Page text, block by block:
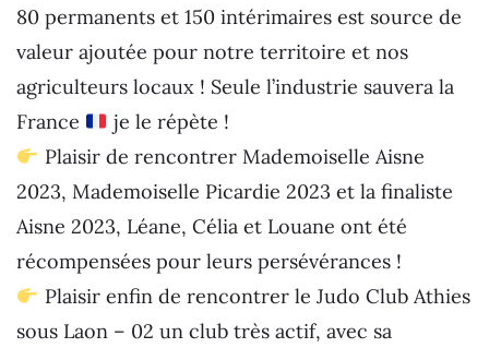
80 permanents et 150 intérimaires est source de
valeur ajoutée pour notre territoire et nos
agriculteurs locaux ! Seule l’industrie sauvera la
France
je le répète !
Plaisir de rencontrer Mademoiselle Aisne
2023, Mademoiselle Picardie 2023 et la finaliste
Aisne 2023, Léane, Célia et Louane ont été
récompensées pour leurs persévérances !
Plaisir enfin de rencontrer le Judo Club Athies
sous Laon – 02 un club très actif, avec sa